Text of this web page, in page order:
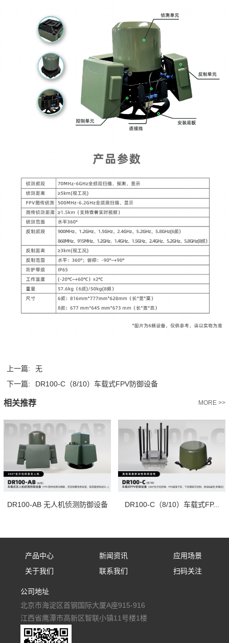
上一篇:
无
下一篇:
DR100-C（8/10）车载式FPV防御设备
相关推荐 MORE >>
DR100-AB 无人机侦测防御设备 DR100-C（8/10）车载式FP...
产品中心
固定式防御设备
手持式防御设备
便携式防御设备
车载式防御设备
新闻资讯
公司新闻
媒体报道
应用场景
应用场景
关于我们
公司简介
联系我们 扫码关注
公司地址
北京市海淀区首钢国际大厦A座915-916
江西省鹰潭市高新区智联小镇11号楼1楼